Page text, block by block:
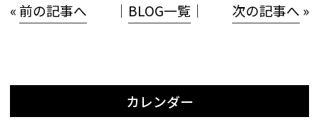
« 前の記事へ │ BLOG一覧 │ 次の記事へ »
カレンダー